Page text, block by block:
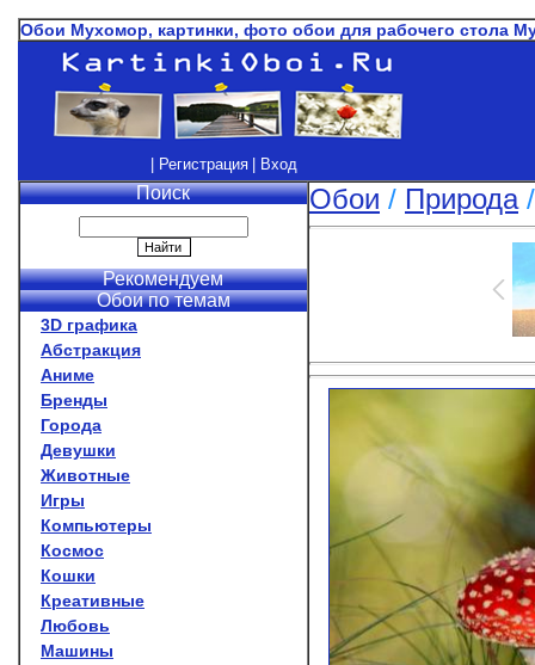
Обои Мухомор, картинки, фото обои для рабочего стола
| Регистрация | Вход
Поиск
Рекомендуем
Обои по темам
3D графика
Абстракция
Аниме
Бренды
Города
Девушки
Животные
Игры
Компьютеры
Космос
Кошки
Креативные
Любовь
Машины
Обои / Природа